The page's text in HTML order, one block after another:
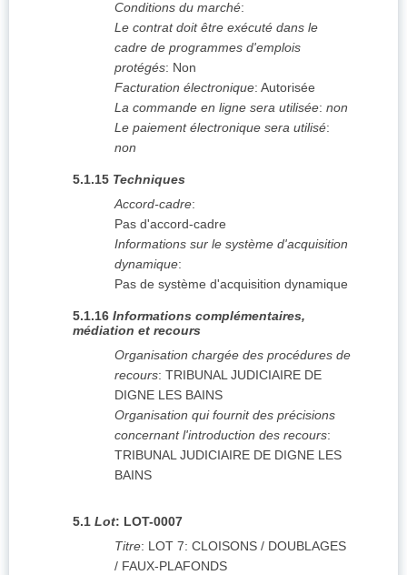
Conditions du marché:
Le contrat doit être exécuté dans le
cadre de programmes d'emplois
protégés: Non
Facturation électronique: Autorisée
La commande en ligne sera utilisée: non
Le paiement électronique sera utilisé:
non
5.1.15 Techniques
Accord-cadre:
Pas d'accord-cadre
Informations sur le système d'acquisition
dynamique:
Pas de système d'acquisition dynamique
5.1.16 Informations complémentaires,
médiation et recours
Organisation chargée des procédures de
recours: TRIBUNAL JUDICIAIRE DE
DIGNE LES BAINS
Organisation qui fournit des précisions
concernant l'introduction des recours:
TRIBUNAL JUDICIAIRE DE DIGNE LES
BAINS
5.1 Lot: LOT-0007
Titre: LOT 7: CLOISONS / DOUBLAGES
/ FAUX-PLAFONDS